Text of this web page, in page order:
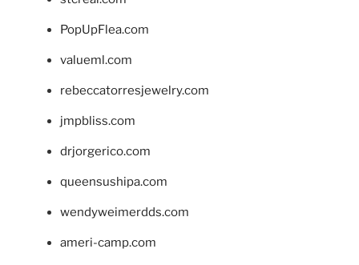
PopUpFlea.com
valueml.com
rebeccatorresjewelry.com
jmpbliss.com
drjorgerico.com
queensushipa.com
wendyweimerdds.com
ameri-camp.com